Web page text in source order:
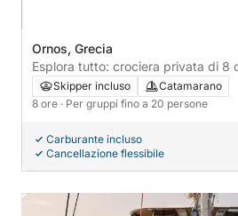
Ornos, Grecia
Esplora tutto: crociera privata di 8
intorno a Mykonos
Skipper incluso
Catamarano
8 ore · Per gruppi fino a 20 persone
Carburante incluso
Cancellazione flessibile